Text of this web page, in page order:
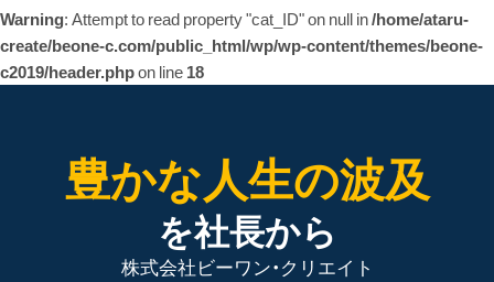
Warning: Attempt to read property "cat_ID" on null in/home/ataru-
create/beone-c.com/public_html/wp/wp-content/themes/beone-
c2019/header.phpon line18
豊かな人生の波及
を社長から
株式会社ビーワン・クリエイト